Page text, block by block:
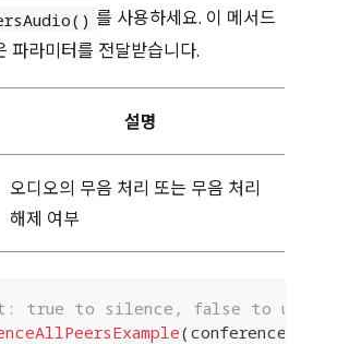
를 사용하세요. 이 메서드
파라미터를 전달받습니다.
설명
오디오의 무음 처리 또는 무음 처리
해제 여부
true to silence, false to
( conference